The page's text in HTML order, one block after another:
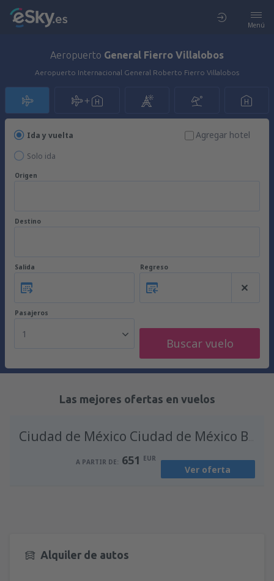
Menú
Aeropuerto General Fierro Villalobos
Aeropuerto Internacional General Roberto Fierro Villalobos
Ida y vuelta
Solo ida
Agregar hotel
Origen
Destino
Salida Regreso
Pasajeros
1
Buscar vuelo
Las mejores ofertas en vuelos
A PARTIR DE: 651 EUR
Ver oferta
Alquiler de autos